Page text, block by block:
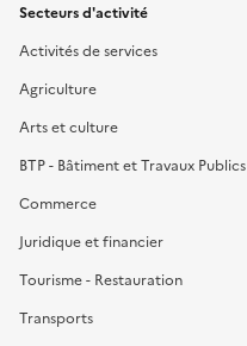
Secteurs d'activité
Activités de services
Agriculture
Arts et culture
BTP - Bâtiment et Travaux Publics
Commerce
Juridique et financier
Tourisme - Restauration
Transports